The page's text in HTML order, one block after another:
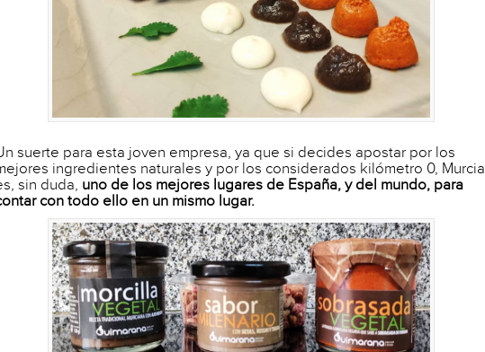
suerte para esta joven empresa, ya que si decides apostar por los
ingredientes naturales y por los considerados kilómetro 0, Murcia
sin duda, uno de los mejores lugares de España, y del mundo, para
con todo ello en un mismo lugar.